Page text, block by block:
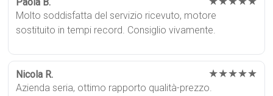
Molto soddisfatta del servizio ricevuto, motore
sostituito in tempi record. Consiglio vivamente.
Nicola R. ★★★★★
Azienda seria, ottimo rapporto qualità-prezzo.